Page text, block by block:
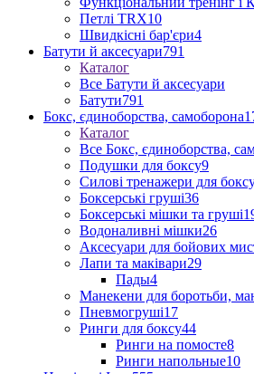
Петлі TRX10
Швидкісні бар'єри4
Батути й аксесуари791
Каталог
Все Батути й аксесуари
Батути791
Бокс, єдиноборства, самоборона
Каталог
Все Бокс, єдиноборства,
Подушки для боксу9
Силові тренажери для
Боксерські груші36
Боксерські мішки та груші
Водоналивні мішки26
Аксесуари для бойових
Лапи та маківари29
Пады4
Манекени для боротьби,
Пневмогруші17
Ринги для боксу44
Ринги на помосте8
Ринги напольные10